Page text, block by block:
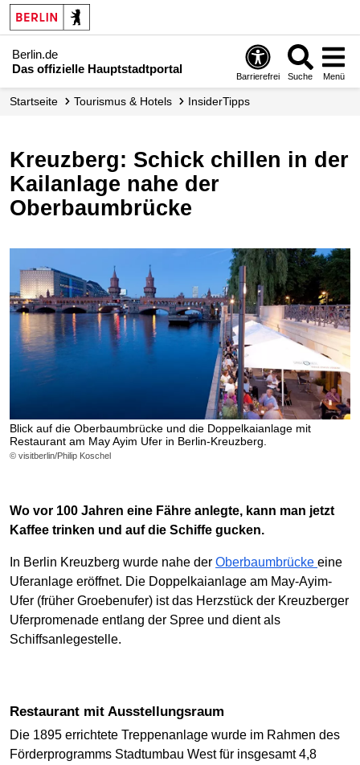
Berlin.de
Das offizielle Hauptstadtportal
Barrierefrei Suche Menü
Startseite Tourismus & Hotels InsiderTipps
Kreuzberg: Schick chillen in der
Kailanlage nahe der
Oberbaumbrücke
Blick auf die Oberbaumbrücke und die Doppelkaianlage mit
Restaurant am May Ayim Ufer in Berlin-Kreuzberg.
© visitberlin/Philip Koschel
Wo vor 100 Jahren eine Fähre anlegte, kann man jetzt
Kaffee trinken und auf die Schiffe gucken.
In Berlin Kreuzberg wurde nahe der Oberbaumbrücke eine
Uferanlage eröffnet. Die Doppelkaianlage am May-Ayim-
Ufer (früher Groebenufer) ist das Herzstück der Kreuzberger
Uferpromenade entlang der Spree und dient als
Schiffsanlegestelle.
Restaurant mit Ausstellungsraum
Die 1895 errichtete Treppenanlage wurde im Rahmen des
Förderprogramms Stadtumbau West für insgesamt 4,8